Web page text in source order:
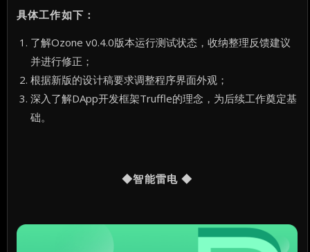
具体工作如下：
了解Ozone v0.4.0版本运行测试状态，收纳整理反馈建议
并进行修正；
根据新版的设计稿要求调整程序界面外观；
深入了解DApp开发框架Truffle的理念，为后续工作奠定基
础。
◆智能雷电 ◆